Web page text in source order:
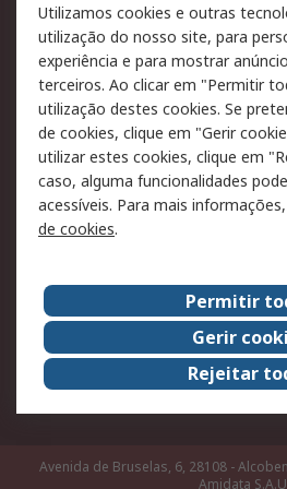
Pagamento e
faturação
Legal
Aviso legal
Política de privacidade
- Atualizada
Condições de venda
Sobre a RS
A RS no mundo
RS
Sobre a RS
ESG
Avenida de Bruselas, 6, 28108 -
Amidata
Utilizamos cookies e outras
utilização do nosso site, para
experiência e para mostrar
terceiros. Ao clicar em "Permitir
utilização destes cookies. Se
de cookies, clique em "Gerir
utilizar estes cookies, clique em
caso, alguma funcionalidades
acessíveis. Para mais
de cookies.
Permitir
Gerir
Rejeitar